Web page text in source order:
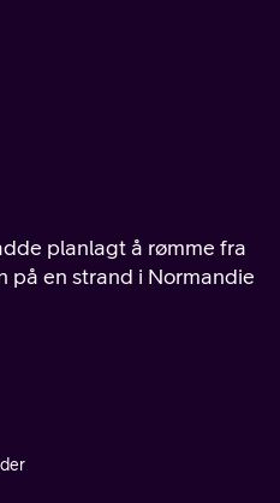
planlagt å rømme fra
på en strand i Normandie